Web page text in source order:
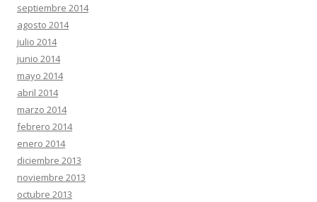
septiembre 2014
agosto 2014
julio 2014
junio 2014
mayo 2014
abril 2014
marzo 2014
febrero 2014
enero 2014
diciembre 2013
noviembre 2013
octubre 2013